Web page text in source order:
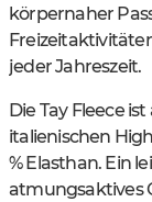
körpernaher
jeder Jahreszeit.
Die Tay Fleece
italienischen
% Elasthan. Ein
atmungsaktives